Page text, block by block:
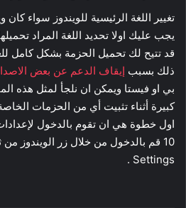
يجب عليك اولا تحديد اللغة المراد
قد تتيح لك تحميل الحزمة بشكل كامل
ذلك بسبب إيقاف الدعم عن بعض
بي او فيستا ويمكن ان نلجأ لمثل هذه
كبيرة أثناء تثبيت أي من الحزمات
اول خطوة هي ان تقوم بالدخول
10 قم بالدخول من خلال زر الويندوز من
Settings .